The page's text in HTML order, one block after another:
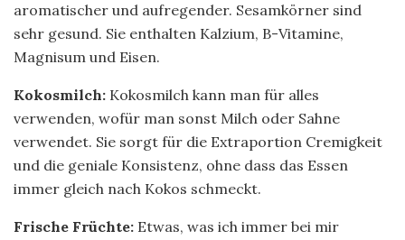
aromatischer und aufregender. Sesamkörner sind
sehr gesund. Sie enthalten Kalzium, B-Vitamine,
Magnisum und Eisen.
Kokosmilch: Kokosmilch kann man für alles
verwenden, wofür man sonst Milch oder Sahne
verwendet. Sie sorgt für die Extraportion Cremigkeit
und die geniale Konsistenz, ohne dass das Essen
immer gleich nach Kokos schmeckt.
Frische Früchte: Etwas, was ich immer bei mir